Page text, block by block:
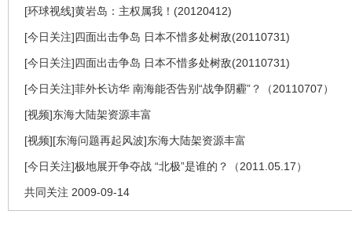
[环球视线]黄岩岛：主权属我！(20120412)
[今日关注]四面出击争岛 日本不惜多处树敌(20110731)
[今日关注]四面出击争岛 日本不惜多处树敌(20110731)
[今日关注]菲外长访华 南海能否告别“战争阴霾”？（20110707）
[视频]东海大陆架资源丰富
[视频][东海问题再起风波]东海大陆架资源丰富
[今日关注]极地展开争夺战 “北极”是谁的？（2011.05.17）
共同关注 2009-09-14